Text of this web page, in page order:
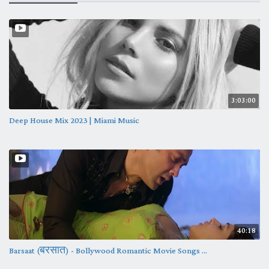
3:03:00
Deep House Mix 2023 | Miami Music
40:18
Barsaat (बरसात) - Bollywood Romantic Movie Songs ...